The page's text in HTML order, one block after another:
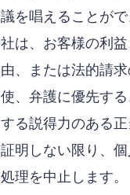
議を唱えることが
社は、お客様の利
由、または法的請
使、弁護に優先す
する説得力のある
証明しない限り、
処理を中止します。